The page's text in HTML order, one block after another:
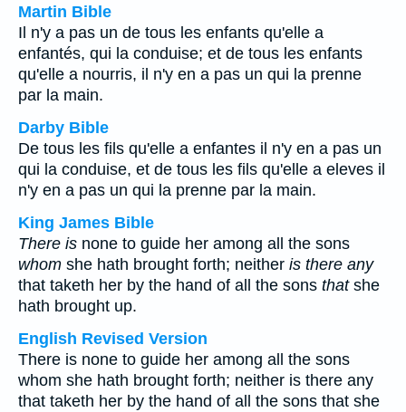
Martin Bible
Il n'y a pas un de tous les enfants qu'elle a
enfantés, qui la conduise; et de tous les enfants
qu'elle a nourris, il n'y en a pas un qui la prenne
par la main.
Darby Bible
De tous les fils qu'elle a enfantes il n'y en a pas un
qui la conduise, et de tous les fils qu'elle a eleves il
n'y en a pas un qui la prenne par la main.
King James Bible
There is none to guide her among all the sons
whom she hath brought forth; neither is there any
that taketh her by the hand of all the sons thatshe
hath brought up.
English Revised Version
There is none to guide her among all the sons
whom she hath brought forth; neither is there any
that taketh her by the hand of all the sons that she